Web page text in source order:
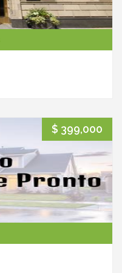
$ 399,000